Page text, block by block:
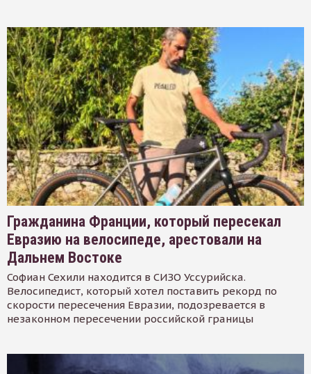
Гражданина Франции, который пересекал
Евразию на велосипеде, арестовали на
Дальнем Востоке
Софиан Сехили находится в СИЗО Уссурийска.
Велосипедист, который хотел поставить рекорд по
скорости пересечения Евразии, подозревается в
незаконном пересечении российской границы